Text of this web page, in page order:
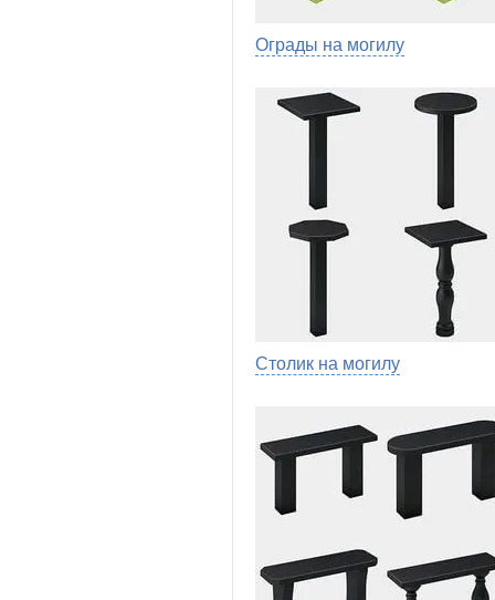
Ограды на могилу
Столик на могилу